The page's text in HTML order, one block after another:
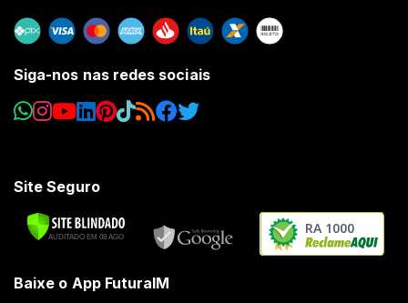
Siga-nos nas redes sociais
Site Seguro
RA 1000
Baixe o App FuturaIM